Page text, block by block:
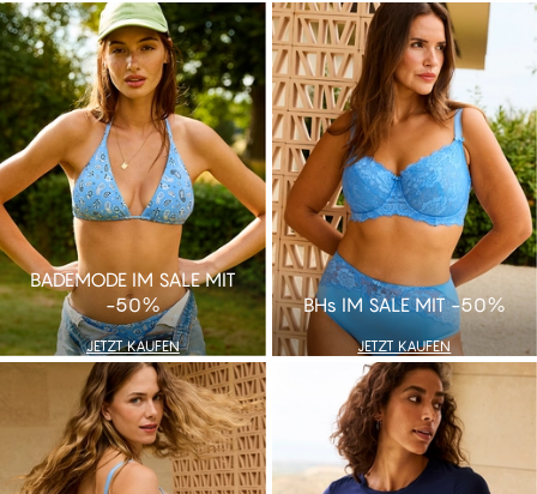
JETZT KAUFEN
BADEMODE IM SALE MIT
-50%
JETZT KAUFEN
JETZT KAUFEN
BHs IM SALE MIT -50%
JETZT KAUFEN
JETZT KAUFEN
JETZT KAUFEN